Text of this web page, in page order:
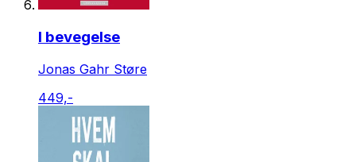
I bevegelse
Jonas Gahr Støre
449,-